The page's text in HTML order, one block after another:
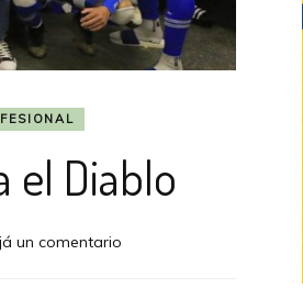
el Diablo
un comentarioen